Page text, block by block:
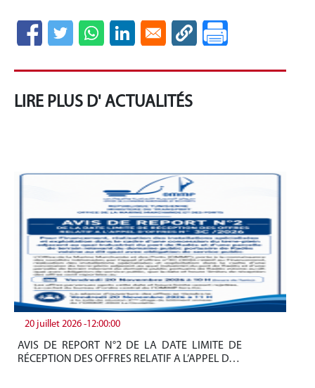
LIRE PLUS D' ACTUALITÉS
20 juillet 2026 -12:00:00
AVIS DE REPORT N°2 DE LA DATE LIMITE DE
RÉCEPTION DES OFFRES RELATIF A L’APPEL D…